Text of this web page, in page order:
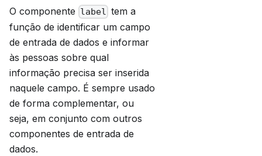
O componente label tem a
função de identificar um campo
de entrada de dados e informar
às pessoas sobre qual
informação precisa ser inserida
naquele campo. É sempre usado
de forma complementar, ou
seja, em conjunto com outros
componentes de entrada de
dados.